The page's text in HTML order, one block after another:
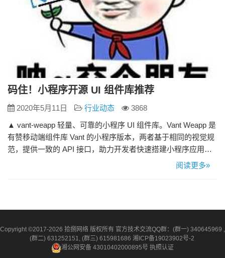
码住！小程序开源 UI 组件库推荐
2020年5月11日 行业动态
3868
▲ vant-weapp 轻量、可靠的小程序 UI 组件库。Vant Weapp 是
有赞移动端组件库 Vant 的小程序版本，两者基于相同的视觉规
范，提供一致的 API 接口，助力开发者快速搭建小程序应用。
▲ iview-weapp 一套高质量的微信小程序 UI 组件库，基于
阅读更多»
Copyright ©2017-2026 拾捌网络 版权所有 官方技术交流QQ群：(群一) 340645969 ,
(群二) 631252151, (群三) 615981686 湘ICP备19023902号-2
湘公网安备 43010402000895号 执照认证